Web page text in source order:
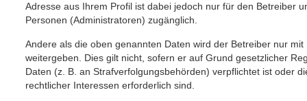
Adresse aus Ihrem Profil ist dabei jedoch nur für den Betreiber
Personen (Administratoren) zugänglich.
Andere als die oben genannten Daten wird der Betreiber nur
weitergeben. Dies gilt nicht, sofern er auf Grund gesetzlicher
Daten (z. B. an Strafverfolgungsbehörden) verpflichtet ist oder
rechtlicher Interessen erforderlich sind.